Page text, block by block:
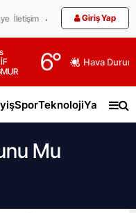
İletişim Giriş Yap
6° Hava
SporTeknolojiYaşam
Mu